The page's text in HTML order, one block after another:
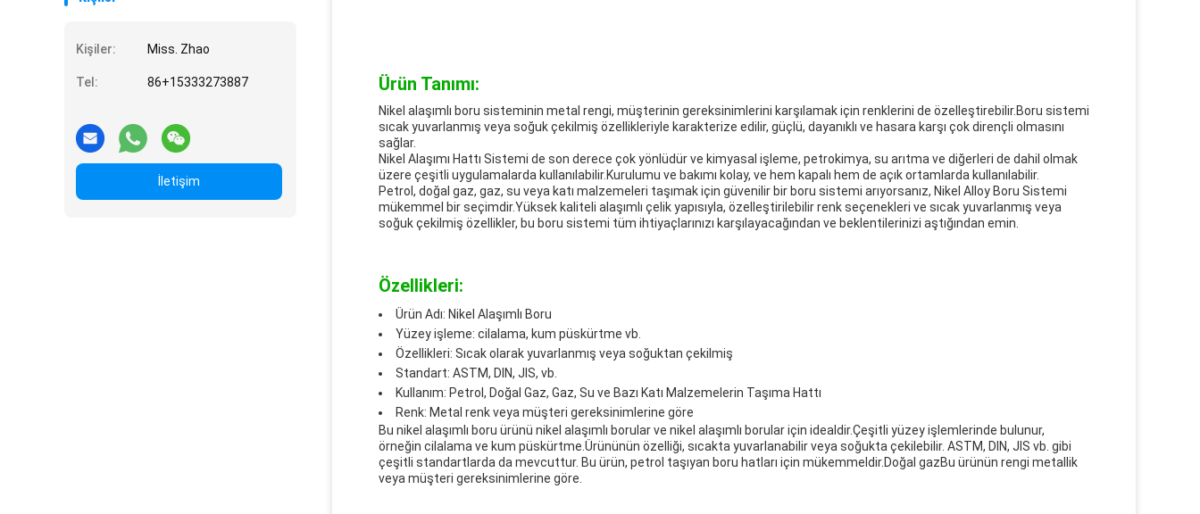
Kişiler: Miss. Zhao
Tel: 86+15333273887
İletişim
Ürün Tanımı:
Nikel alaşımlı boru sisteminin metal rengi, müşterinin gereksinimlerini karşılamak için renklerini de özelleştirebilir.Boru sistemi
sıcak yuvarlanmış veya soğuk çekilmiş özellikleriyle karakterize edilir, güçlü, dayanıklı ve hasara karşı çok dirençli olmasını
sağlar.
Nikel Alaşımı Hattı Sistemi de son derece çok yönlüdür ve kimyasal işleme, petrokimya, su arıtma ve diğerleri de dahil olmak
üzere çeşitli uygulamalarda kullanılabilir.Kurulumu ve bakımı kolay, ve hem kapalı hem de açık ortamlarda kullanılabilir.
Petrol, doğal gaz, gaz, su veya katı malzemeleri taşımak için güvenilir bir boru sistemi arıyorsanız, Nikel Alloy Boru Sistemi
mükemmel bir seçimdir.Yüksek kaliteli alaşımlı çelik yapısıyla, özelleştirilebilir renk seçenekleri ve sıcak yuvarlanmış veya
soğuk çekilmiş özellikler, bu boru sistemi tüm ihtiyaçlarınızı karşılayacağından ve beklentilerinizi aştığından emin.
Özellikleri:
Ürün Adı: Nikel Alaşımlı Boru
Yüzey işleme: cilalama, kum püskürtme vb.
Özellikleri: Sıcak olarak yuvarlanmış veya soğuktan çekilmiş
Standart: ASTM, DIN, JIS, vb.
Kullanım: Petrol, Doğal Gaz, Gaz, Su ve Bazı Katı Malzemelerin Taşıma Hattı
Renk: Metal renk veya müşteri gereksinimlerine göre
Bu nikel alaşımlı boru ürünü nikel alaşımlı borular ve nikel alaşımlı borular için idealdir.Çeşitli yüzey işlemlerinde bulunur,
örneğin cilalama ve kum püskürtme.Ürününün özelliği, sıcakta yuvarlanabilir veya soğukta çekilebilir. ASTM, DIN, JIS vb. gibi
çeşitli standartlarda da mevcuttur. Bu ürün, petrol taşıyan boru hatları için mükemmeldir.Doğal gazBu ürünün rengi metallik
veya müşteri gereksinimlerine göre.